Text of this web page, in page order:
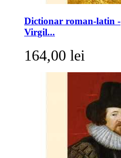
Dictionar roman-latin -
Virgil...
164,00 lei